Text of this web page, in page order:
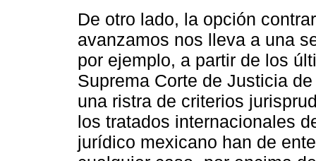
De otro lado, la opción
avanzamos nos lleva a una
por ejemplo, a partir de los
Suprema Corte de Justicia
una ristra de criterios
los tratados internacionales
jurídico mexicano han de